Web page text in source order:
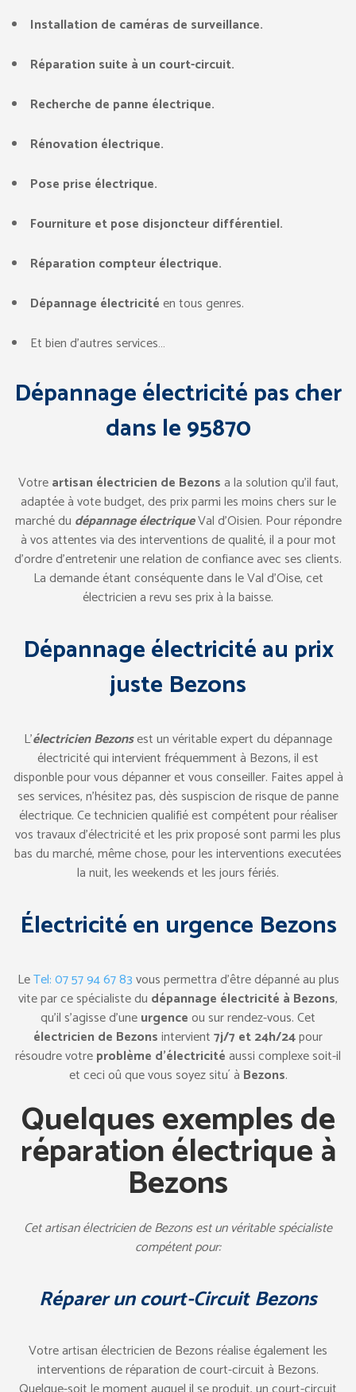
Installation de caméras de surveillance.
Réparation suite à un court-circuit.
Recherche de panne électrique.
Rénovation électrique.
Pose prise électrique.
Fourniture et pose disjoncteur différentiel.
Réparation compteur électrique.
Dépannage électricitéen tous genres.
Et bien d’autres services…
Dépannage électricité pas cher
dans le 95870
Votreartisan électricien de Bezonsa la solution qu’il faut,
adaptée à vote budget, des prix parmi les moins chers sur le
marché du dépannage électriqueVal d’Oisien. Pour répondre
à vos attentes via des interventions de qualité, il a pour mot
d’ordre d’entretenir une relation de confiance avec ses clients.
La demande étant conséquente dans le Val d’Oise, cet
électricien a revu ses prix à la baisse.
Dépannage électricité au prix
juste Bezons
L’électricien Bezonsest un véritable expert du dépannage
électricité qui intervient fréquemment à Bezons, il est
disponble pour vous dépanner et vous conseiller. Faites appel à
ses services, n’hésitez pas, dès suspiscion de risque de panne
électrique. Ce technicien qualifié est compétent pour réaliser
vos travaux d’électricité et les prix proposé sont parmi les plus
bas du marché, même chose, pour les interventions executées
la nuit, les weekends et les jours fériés.
Électricité en urgence Bezons
LeTel: 07 57 94 67 83vous permettra d’être dépanné au plus
vite par ce spécialiste du dépannage électricité à Bezons,
qu’il s’agisse d’uneurgenceou sur rendez-vous. Cet
électricien de Bezonsintervient7j/7 et 24h/24pour
résoudre votreproblème d’électricitéaussi complexe soit-il
et ceci oû que vous soyez situ´ à Bezons.
Quelques exemples de
réparation électrique à
Bezons
Cet artisan électricien de Bezons est un véritable spécialiste
compétent pour:
Réparer un court-Circuit Bezons
Votre artisan électricien de Bezons réalise également les
interventions de réparation de court-circuit à Bezons.